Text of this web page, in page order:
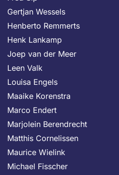
Gertjan Wessels
Henberto Remmerts
Henk Lankamp
Joep van der Meer
Leen Valk
Louisa Engels
Maaike Korenstra
Marco Endert
Marjolein Berendrecht
Matthis Cornelissen
Maurice Wielink
Michael Fisscher